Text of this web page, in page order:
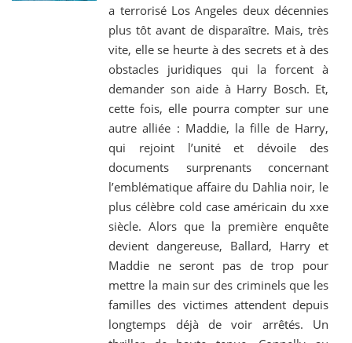
a terrorisé Los Angeles deux décennies
plus tôt avant de disparaître. Mais, très
vite, elle se heurte à des secrets et à des
obstacles juridiques qui la forcent à
demander son aide à Harry Bosch. Et,
cette fois, elle pourra compter sur une
autre alliée : Maddie, la fille de Harry,
qui rejoint l’unité et dévoile des
documents surprenants concernant
l’emblématique affaire du Dahlia noir, le
plus célèbre cold case américain du xxe
siècle. Alors que la première enquête
devient dangereuse, Ballard, Harry et
Maddie ne seront pas de trop pour
mettre la main sur des criminels que les
familles des victimes attendent depuis
longtemps déjà de voir arrêtés. Un